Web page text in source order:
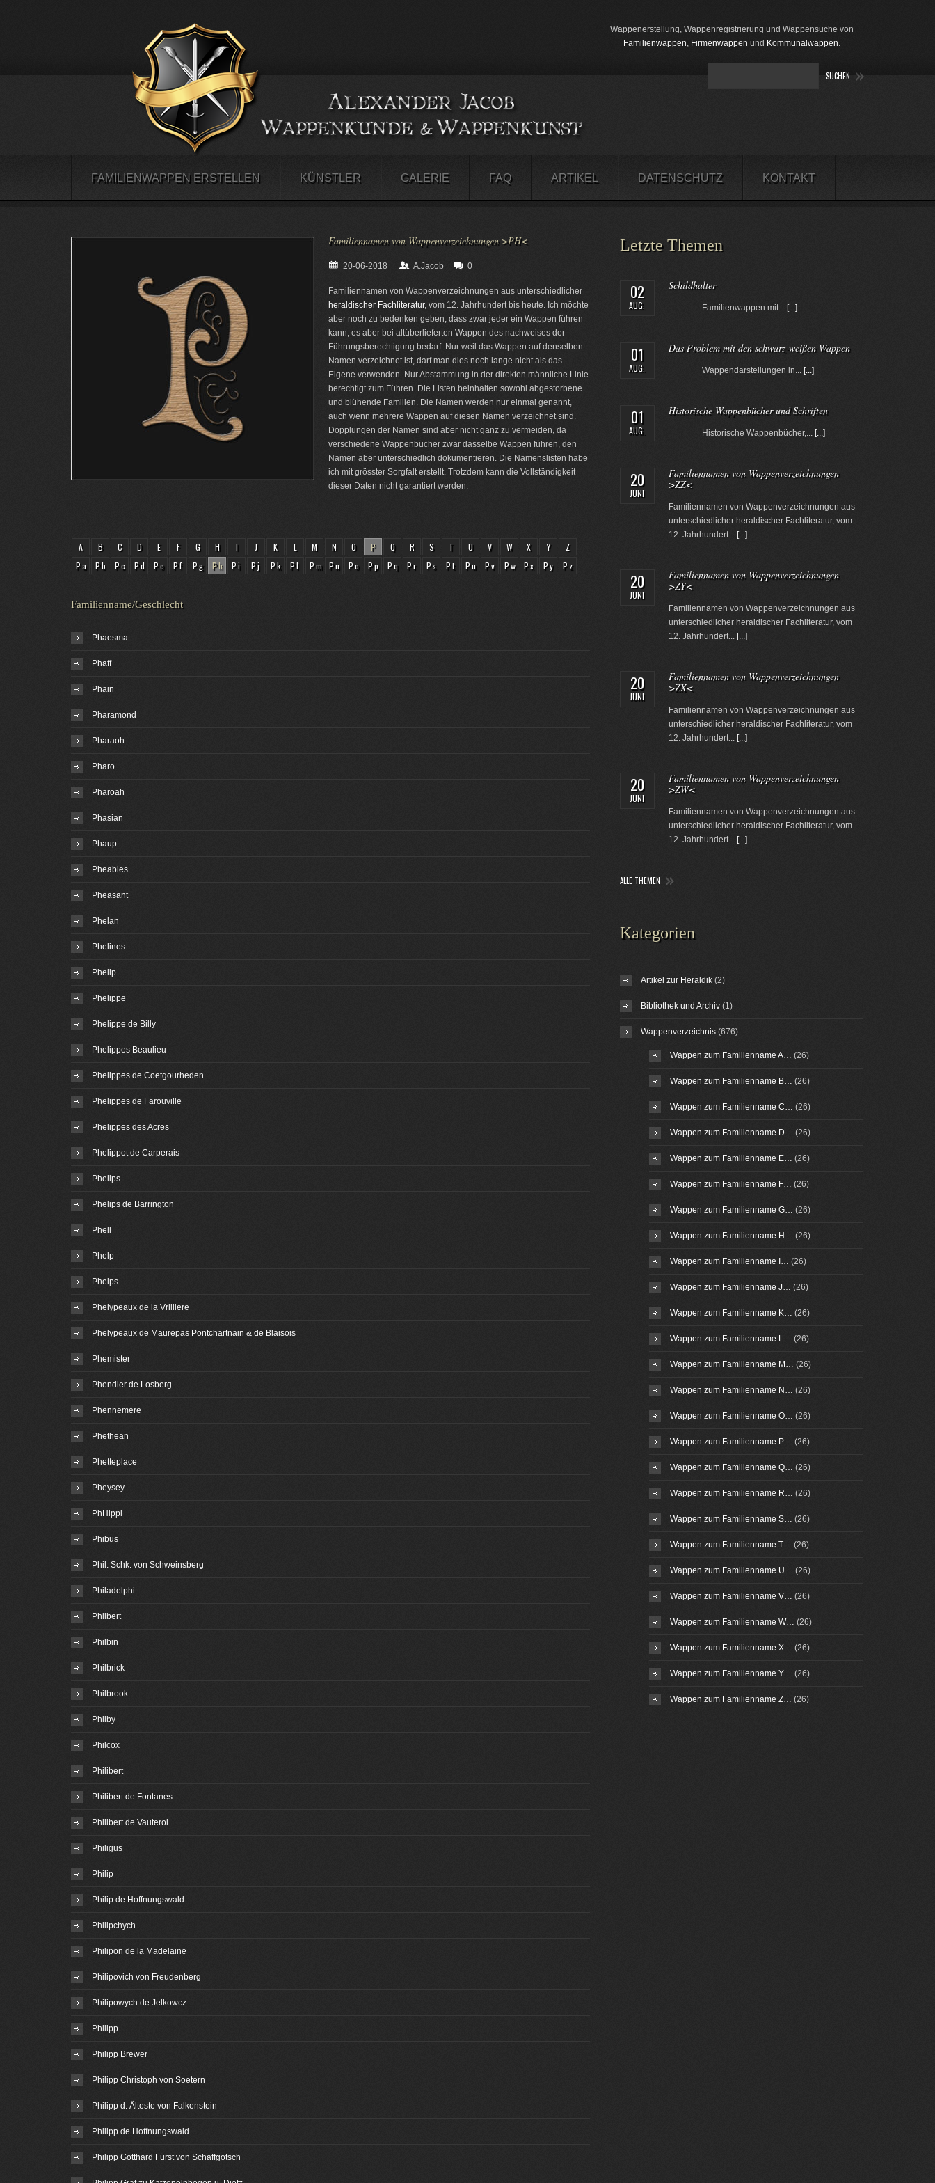
Wappenerstellung, Wappenregistrierung und Wappensuche von
Familienwappen, Firmenwappen und Kommunalwappen.
FAMILIENWAPPEN ERSTELLEN KÜNSTLER GALERIE FAQ ARTIKEL DATENSCHUTZ KONTAKT
Familiennamen von Wappenverzeichnungen >PH<
20-06-2018 A.Jacob 0
Familiennamen von Wappenverzeichnungen aus unterschiedlicher
heraldischer Fachliteratur, vom 12. Jahrhundert bis heute. Ich möchte
aber noch zu bedenken geben, dass zwar jeder ein Wappen führen
kann, es aber bei altüberlieferten Wappen des nachweises der
Führungsberechtigung bedarf. Nur weil das Wappen auf denselben
Namen verzeichnet ist, darf man dies noch lange nicht als das
Eigene verwenden. Nur Abstammung in der direkten männliche Linie
berechtigt zum Führen. Die Listen beinhalten sowohl abgestorbene
und blühende Familien. Die Namen werden nur einmal genannt,
auch wenn mehrere Wappen auf diesen Namen verzeichnet sind.
Dopplungen der Namen sind aber nicht ganz zu vermeiden, da
verschiedene Wappenbücher zwar dasselbe Wappen führen, den
Namen aber unterschiedlich dokumentieren. Die Namenslisten habe
ich mit grösster Sorgfalt erstellt. Trotzdem kann die Vollständigkeit
dieser Daten nicht garantiert werden.
A B C D E F G H I J K L M N O P Q R S T U V W X Y
Z
Pa
Pb Pc Pd Pe Pf Pg Ph Pi Pj Pk Pl Pm Pn Po Pp Pq Pr Ps Pt Pu Pv Pw Px Py Pz
Familienname/Geschlecht
Phaesma
Phaff
Phain
Pharamond
Pharaoh
Pharo
Pharoah
Phasian
Phaup
Pheables
Pheasant
Phelan
Phelines
Phelip
Phelippe
Phelippe de Billy
Phelippes Beaulieu
Phelippes de Coetgourheden
Phelippes de Farouville
Phelippes des Acres
Phelippot de Carperais
Phelips
Phelips de Barrington
Phell
Phelp
Phelps
Phelypeaux de la Vrilliere
Phelypeaux de Maurepas Pontchartnain & de Blaisois
Phemister
Phendler de Losberg
Phennemere
Phethean
Phetteplace
Pheysey
PhHippi
Phibus
Phil. Schk. von Schweinsberg
Philadelphi
Philbert
Philbin
Philbrick
Philbrook
Philby
Philcox
Philibert
Philibert de Fontanes
Philibert de Vauterol
Philigus
Philip
Philip de Hoffnungswald
Philipchych
Philipon de la Madelaine
Philipovich von Freudenberg
Philipowych de Jelkowcz
Philipp
Philipp Brewer
Philipp Christoph von Soetern
Philipp d. Älteste von Falkenstein
Philipp de Hoffnungswald
Philipp Gotthard Fürst von Schaffgotsch
Letzte Themen
02
AUG.
Schildhalter
Familienwappen mit... [...]
01
AUG.
Das Problem mit den schwarz-weißen Wappen
Wappendarstellungen in... [...]
01
AUG.
Historische Wappenbücher und Schriften
Historische Wappenbücher,... [...]
20
JUNI
Familiennamen von Wappenverzeichnungen
>ZZ<
Familiennamen von Wappenverzeichnungen aus
unterschiedlicher heraldischer Fachliteratur, vom
12. Jahrhundert... [...]
20
JUNI
Familiennamen von Wappenverzeichnungen
>ZY<
Familiennamen von Wappenverzeichnungen aus
unterschiedlicher heraldischer Fachliteratur, vom
12. Jahrhundert... [...]
20
JUNI
Familiennamen von Wappenverzeichnungen
>ZX<
Familiennamen von Wappenverzeichnungen aus
unterschiedlicher heraldischer Fachliteratur, vom
12. Jahrhundert... [...]
20
JUNI
Familiennamen von Wappenverzeichnungen
>ZW<
Familiennamen von Wappenverzeichnungen aus
unterschiedlicher heraldischer Fachliteratur, vom
12. Jahrhundert... [...]
ALLE THEMEN
Kategorien
Artikel zur Heraldik(2)
Bibliothek und Archiv(1)
Wappenverzeichnis(676)
Wappen zum Familienname A… (26)
Wappen zum Familienname B… (26)
Wappen zum Familienname C… (26)
Wappen zum Familienname D… (26)
Wappen zum Familienname E… (26)
Wappen zum Familienname F… (26)
Wappen zum Familienname G… (26)
Wappen zum Familienname H… (26)
Wappen zum Familienname I… (26)
Wappen zum Familienname J… (26)
Wappen zum Familienname K… (26)
Wappen zum Familienname L… (26)
Wappen zum Familienname M… (26)
Wappen zum Familienname N… (26)
Wappen zum Familienname O… (26)
Wappen zum Familienname P… (26)
Wappen zum Familienname Q… (26)
Wappen zum Familienname R… (26)
Wappen zum Familienname S… (26)
Wappen zum Familienname T… (26)
Wappen zum Familienname U… (26)
Wappen zum Familienname V… (26)
Wappen zum Familienname W… (26)
Wappen zum Familienname X… (26)
Wappen zum Familienname Y… (26)
Wappen zum Familienname Z… (26)